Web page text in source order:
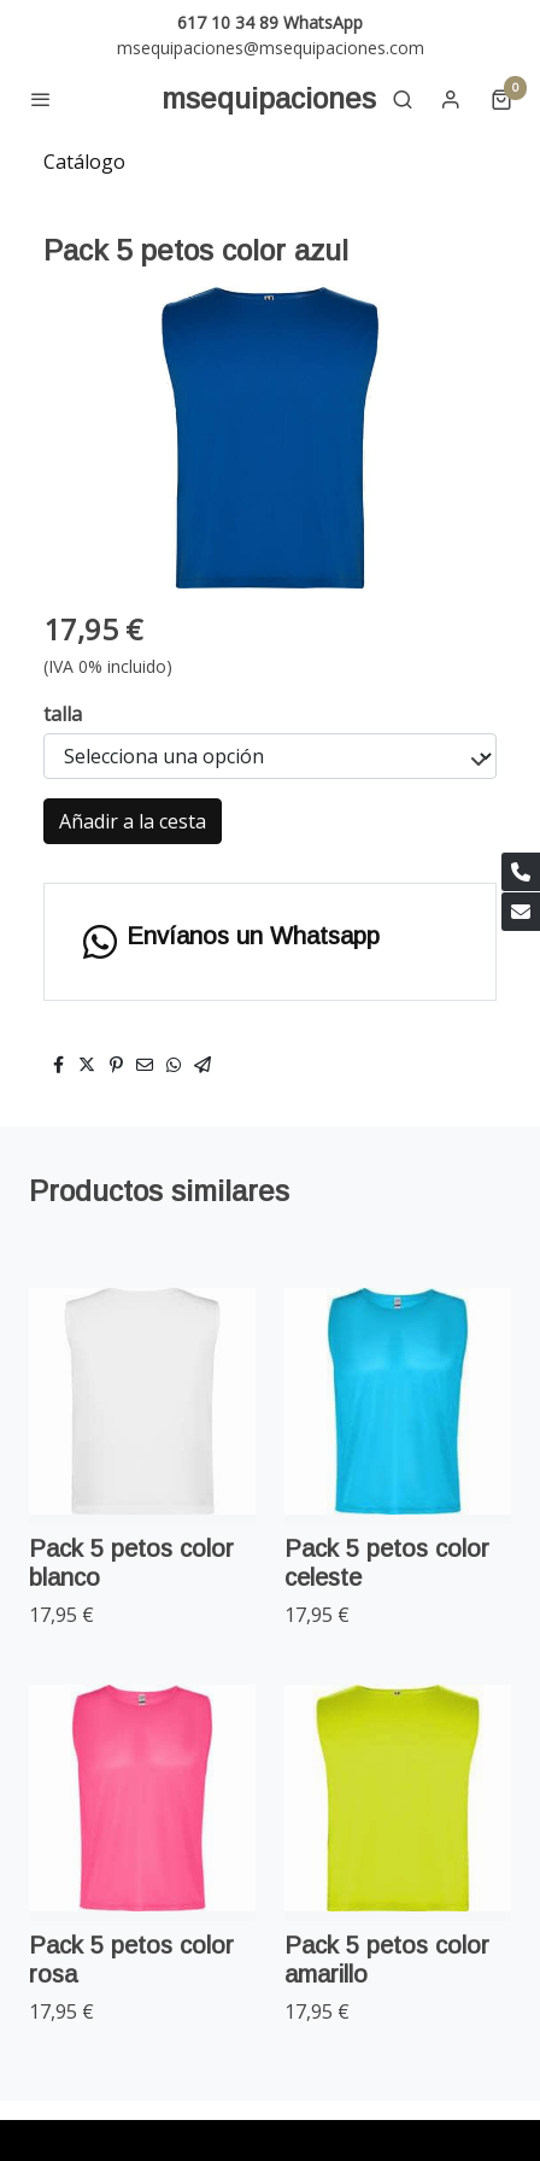
617 10 34 89 WhatsApp
msequipaciones@msequipaciones.com
msequipaciones 0
Catálogo
Pack 5 petos color azul
17,95 €
(IVA 0% incluido)
talla
Añadir a la cesta
Envíanos un Whatsapp
Productos similares
Pack 5 petos color
blanco
17,95 €
Pack 5 petos color
celeste
17,95 €
Pack 5 petos color
rosa
17,95 €
Pack 5 petos color
amarillo
17,95 €